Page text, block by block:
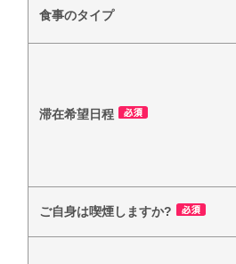
食事のタイプ
滞在希望日程
ご自身は喫煙しますか?